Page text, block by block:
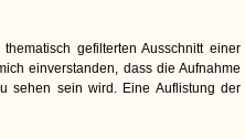
gefilterten Ausschnitt einer
einverstanden, dass die Aufnahme
sehen sein wird. Eine Auflistung der